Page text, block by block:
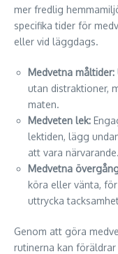
mer fredlig
specifika tider för
eller vid läggdags.
Medvetna måltider:
utan distraktioner,
maten.
Medveten lek:
lektiden, lägg
att vara närvarande.
Medvetna
köra eller vänta,
uttrycka
Genom att göra
rutinerna kan